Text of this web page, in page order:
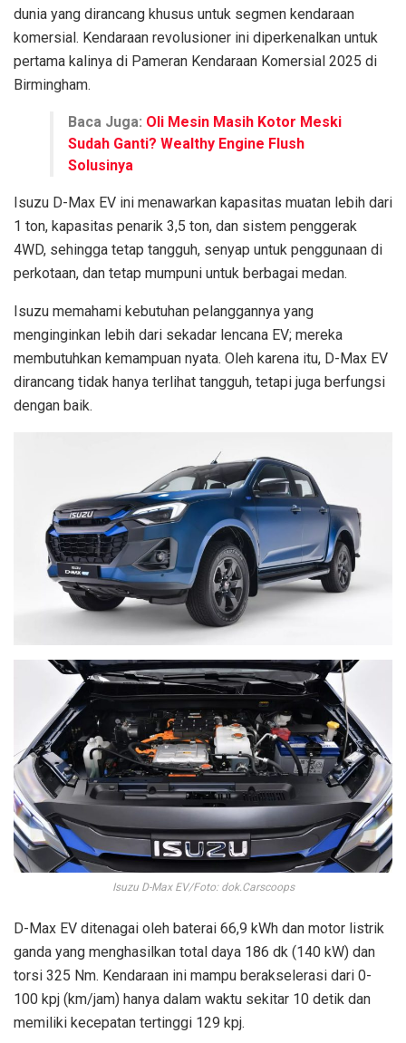
dunia yang dirancang khusus untuk segmen kendaraan
komersial. Kendaraan revolusioner ini diperkenalkan untuk
pertama kalinya di Pameran Kendaraan Komersial 2025 di
Birmingham.
Baca Juga: Oli Mesin Masih Kotor Meski
Sudah Ganti? Wealthy Engine Flush
Solusinya
Isuzu D-Max EV ini menawarkan kapasitas muatan lebih dari
1 ton, kapasitas penarik 3,5 ton, dan sistem penggerak
4WD, sehingga tetap tangguh, senyap untuk penggunaan di
perkotaan, dan tetap mumpuni untuk berbagai medan.
Isuzu memahami kebutuhan pelanggannya yang
menginginkan lebih dari sekadar lencana EV; mereka
membutuhkan kemampuan nyata. Oleh karena itu, D-Max EV
dirancang tidak hanya terlihat tangguh, tetapi juga berfungsi
dengan baik.
Isuzu D-Max EV/Foto: dok.Carscoops
D-Max EV ditenagai oleh baterai 66,9 kWh dan motor listrik
ganda yang menghasilkan total daya 186 dk (140 kW) dan
torsi 325 Nm. Kendaraan ini mampu berakselerasi dari 0-
100 kpj (km/jam) hanya dalam waktu sekitar 10 detik dan
memiliki kecepatan tertinggi 129 kpj.